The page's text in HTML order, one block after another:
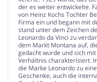
der es weiter entwickelte.
von Heinz Kochs Tochter
Firma ein und begann mit
stand unter dem Zeichen
Leonardo da Vinci zu
dem Markt Montana auf,
gedacht wurde und sich
Verhältnis charakterisiert.
die Marke Leonardo zu
Geschenke, auch die